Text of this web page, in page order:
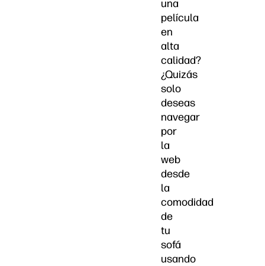
una
película
en
alta
calidad?
¿Quizás
solo
deseas
navegar
por
la
web
desde
la
comodidad
de
tu
sofá
usando